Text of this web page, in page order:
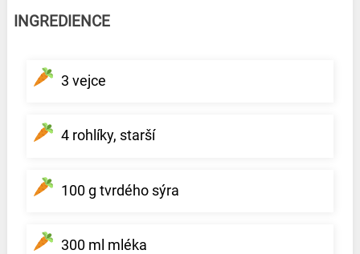
INGREDIENCE
3 vejce
4 rohlíky, starší
100 g tvrdého sýra
300 ml mléka